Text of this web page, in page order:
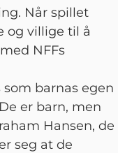
Når spillet
og villige til å
NFFs
barnas egen
er barn, men
Hansen, de
seg at de